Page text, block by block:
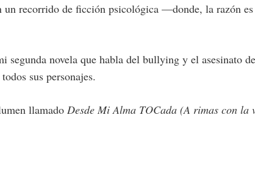
recorrido de ficción psicológica —donde, la razón
novela que habla del bullying y el asesinato
sus personajes.
llamado Desde Mi Alma TOCada (A rimas con la